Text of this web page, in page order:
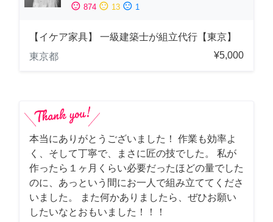
sentiment_satisfied 874 sentiment_neutral 13 sentiment_dissatisfied 1
【イケア家具】 一級建築士が組立代行【東京】
東京都
¥5,000
本当にありがとうございました！ 作業も効率よ
く、そして丁寧で、まさに匠の技でした。 私が
作ったら１ヶ月くらい必要だったほどの量でした
のに、あっという間にお一人で組み立ててくださ
いました。 また何かありましたら、ぜひお願い
したいなとおもいました！！！